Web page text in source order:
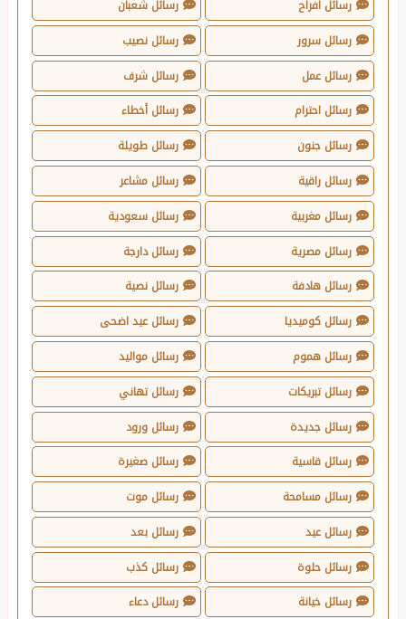
رسائل افراح
رسائل شعبان
رسائل سرور
رسائل نصيب
رسائل عمل
رسائل شرف
رسائل احترام
رسائل أخطاء
رسائل جنون
رسائل طويلة
رسائل راقية
رسائل مشاعر
رسائل مغربية
رسائل سعودية
رسائل مصرية
رسائل دارجة
رسائل هادفة
رسائل نصية
رسائل كوميديا
رسائل عيد اضحى
رسائل هموم
رسائل مواليد
رسائل تبريكات
رسائل تهاني
رسائل جديدة
رسائل ورود
رسائل قاسية
رسائل صغيرة
رسائل مسامحة
رسائل موت
رسائل عيد
رسائل بعد
رسائل حلوة
رسائل كذب
رسائل خيانة
رسائل دعاء